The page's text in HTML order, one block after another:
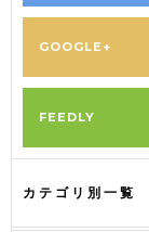
GOOGLE+
FEEDLY
カテゴリ別一覧